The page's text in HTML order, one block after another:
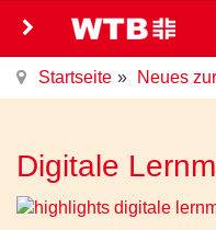
Startseite Neues
Digitale